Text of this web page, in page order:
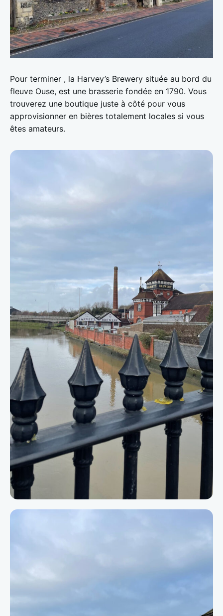
Pour terminer , la Harvey’s Brewery située au bord du
fleuve Ouse, est une brasserie fondée en 1790. Vous
trouverez une boutique juste à côté pour vous
approvisionner en bières totalement locales si vous
êtes amateurs.